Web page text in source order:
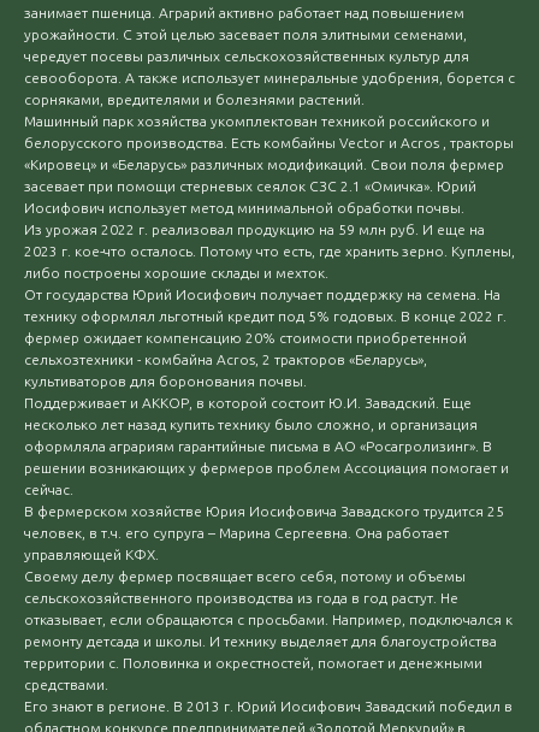
занимает пшеница. Аграрий активно работает над повышением
урожайности. С этой целью засевает поля элитными семенами,
чередует посевы различных сельскохозяйственных культур для
севооборота. А также использует минеральные удобрения, борется с
сорняками, вредителями и болезнями растений.
Машинный парк хозяйства укомплектован техникой российского и
белорусского производства. Есть комбайны Vector и Acros , тракторы
«Кировец» и «Беларусь» различных модификаций. Свои поля фермер
засевает при помощи стерневых сеялок СЗС 2.1 «Омичка». Юрий
Иосифович использует метод минимальной обработки почвы.
Из урожая 2022 г. реализовал продукцию на 59 млн руб. И еще на
2023 г. кое-что осталось. Потому что есть, где хранить зерно. Куплены,
либо построены хорошие склады и мехток.
От государства Юрий Иосифович получает поддержку на семена. На
технику оформлял льготный кредит под 5% годовых. В конце 2022 г.
фермер ожидает компенсацию 20% стоимости приобретенной
сельхозтехники - комбайна Acros, 2 тракторов «Беларусь»,
культиваторов для боронования почвы.
Поддерживает и АККОР, в которой состоит Ю.И. Завадский. Еще
несколько лет назад купить технику было сложно, и организация
оформляла аграриям гарантийные письма в АО «Росагролизинг». В
решении возникающих у фермеров проблем Ассоциация помогает и
сейчас.
В фермерском хозяйстве Юрия Иосифовича Завадского трудится 25
человек, в т.ч. его супруга – Марина Сергеевна. Она работает
управляющей КФХ.
Своему делу фермер посвящает всего себя, потому и объемы
сельскохозяйственного производства из года в год растут. Не
отказывает, если обращаются с просьбами. Например, подключался к
ремонту детсада и школы. И технику выделяет для благоустройства
территории с. Половинка и окрестностей, помогает и денежными
средствами.
Его знают в регионе. В 2013 г. Юрий Иосифович Завадский победил в
областном конкурсе предпринимателей «Золотой Меркурий» в